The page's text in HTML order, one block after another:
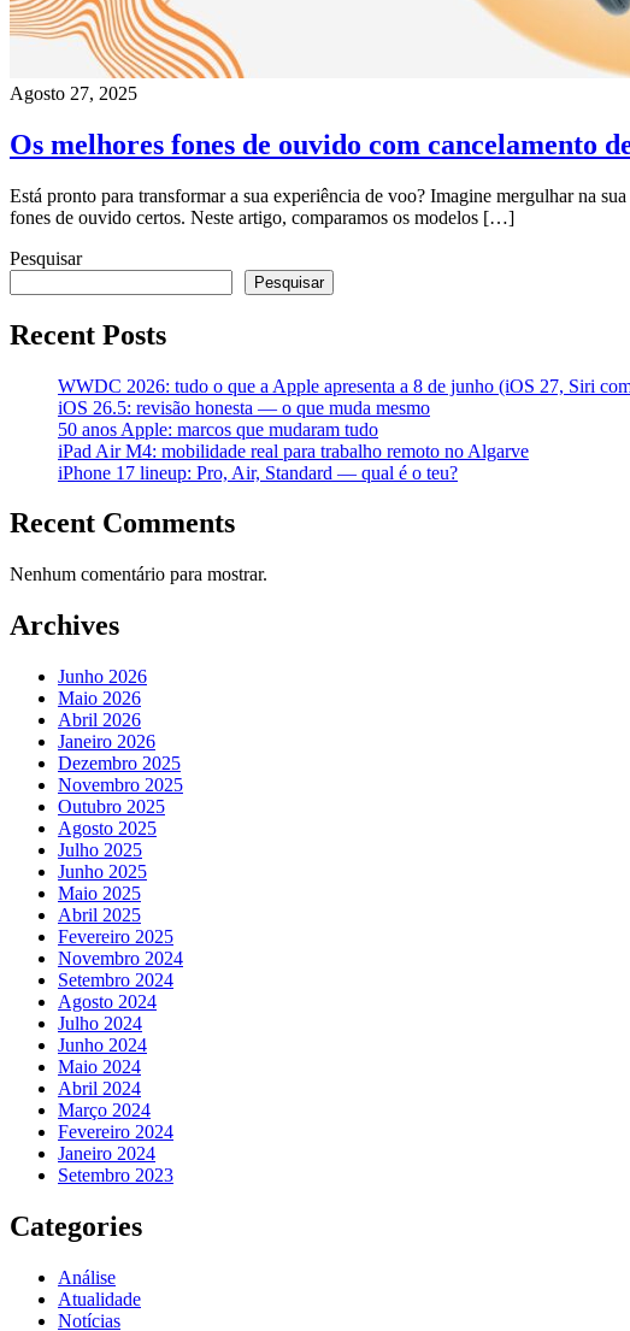
Agosto 27, 2025
Os melhores fones de ouvido com cancelamento
Está pronto para transformar a sua experiência de voo? Imagine mergulhar na
fones de ouvido certos. Neste artigo, comparamos os modelos […]
Pesquisar
Pesquisar
Recent Posts
WWDC 2026: tudo o que a Apple apresenta a 8 de junho (iOS 27, Siri
iOS 26.5: revisão honesta — o que muda mesmo
50 anos Apple: marcos que mudaram tudo
iPad Air M4: mobilidade real para trabalho remoto no Algarve
iPhone 17 lineup: Pro, Air, Standard — qual é o teu?
Recent Comments
Nenhum comentário para mostrar.
Archives
Junho 2026
Maio 2026
Abril 2026
Janeiro 2026
Dezembro 2025
Novembro 2025
Outubro 2025
Agosto 2025
Julho 2025
Junho 2025
Maio 2025
Abril 2025
Fevereiro 2025
Novembro 2024
Setembro 2024
Agosto 2024
Julho 2024
Junho 2024
Maio 2024
Abril 2024
Março 2024
Fevereiro 2024
Janeiro 2024
Setembro 2023
Categories
Análise
Atualidade
Notícias